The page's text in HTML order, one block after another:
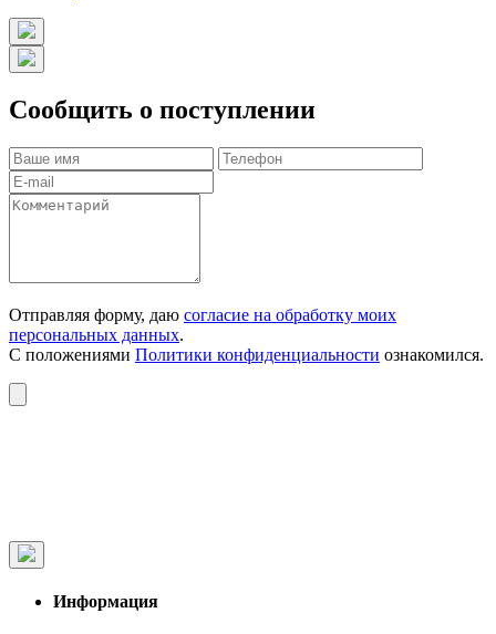
Сообщить о поступлении
Отправляя форму, даю согласие на обработку моих
персональных данных.
С положениями Политики конфиденциальности ознакомился.
Информация